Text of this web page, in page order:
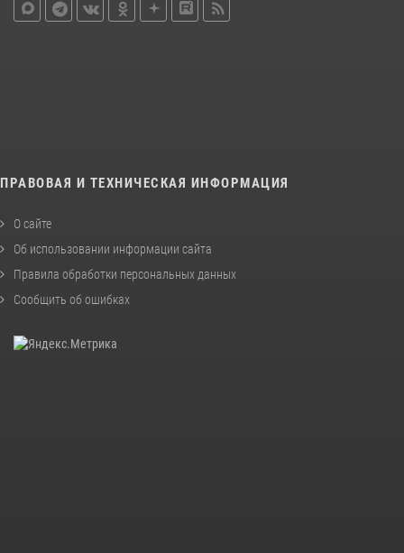
ПРАВОВАЯ И ТЕХНИЧЕСКАЯ ИНФОРМАЦИЯ
О сайте
Об использовании информации сайта
Правила обработки персональных данных
Сообщить об ошибках